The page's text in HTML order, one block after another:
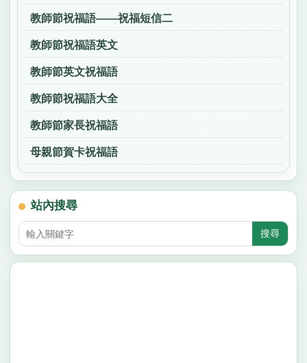
教師節祝福語——祝福短信二
教師節祝福語英文
教師節英文祝福語
教師節祝福語大全
教師節家長祝福語
母親節賀卡祝福語
站內搜尋